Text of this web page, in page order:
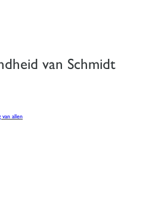
van Schmidt
van allen